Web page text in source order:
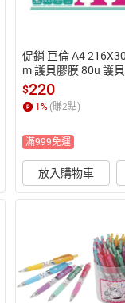
促銷 巨倫 A4
m 護貝膠膜 80u 護
00張 /盒 A-10079【
滿額下單10%點數(單
帳號最高1500點)】
$220
1% (賺2點)
滿999免運
放入購物車